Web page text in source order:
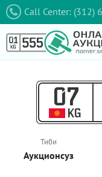
Call Center: (312)
07
KG
Тиби
Аукционcуз